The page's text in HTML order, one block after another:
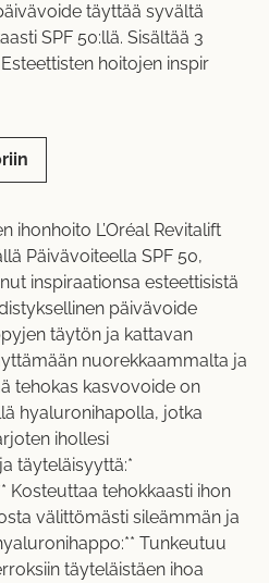
täyttää syvältä
SPF 50:llä. Sisältää 3
hoitojen inspir
ihonhoito L’Oréal Revitalift
Päivävoiteella SPF 50,
inspiraationsa esteettisistä
päivävoide
täytön ja kattavan
nuorekkaammalta ja
tehokas kasvovoide on
hyaluronihapolla, jotka
ihollesi
täyteläisyyttä:*
Kosteuttaa tehokkaasti ihon
välittömästi sileämmän ja
Tunkeutuu
täyteläistäen ihoa